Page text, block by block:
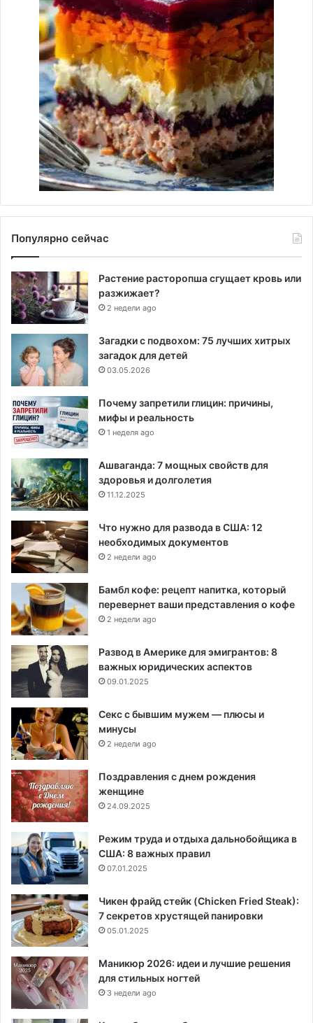
Популярно сейчас
Растение расторопша сгущает кровь или
разжижает?
2 недели ago
Загадки с подвохом: 75 лучших хитрых
загадок для детей
03.05.2026
Почему запретили глицин: причины,
мифы и реальность
1 неделя ago
Ашваганда: 7 мощных свойств для
здоровья и долголетия
11.12.2025
Что нужно для развода в США: 12
необходимых документов
2 недели ago
Бамбл кофе: рецепт напитка, который
перевернет ваши представления о кофе
2 недели ago
Развод в Америке для эмигрантов: 8
важных юридических аспектов
09.01.2025
Секс с бывшим мужем — плюсы и
минусы
2 недели ago
Поздравления с днем рождения
женщине
24.09.2025
Режим труда и отдыха дальнобойщика в
США: 8 важных правил
07.01.2025
Чикен фрайд стейк (Chicken Fried Steak):
7 секретов хрустящей панировки
05.01.2025
Маникюр 2026: идеи и лучшие решения
для стильных ногтей
3 недели ago